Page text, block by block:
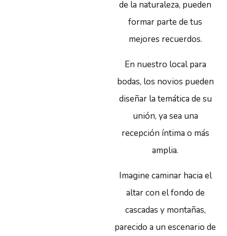
de la naturaleza, pueden
formar parte de tus
mejores recuerdos.
En nuestro local para
bodas, los novios pueden
diseñar la temática de su
unión, ya sea una
recepción íntima o más
amplia.
Imagine caminar hacia el
altar con el fondo de
cascadas y montañas,
parecido a un escenario de